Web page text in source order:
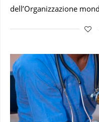
dell’Organizzazione